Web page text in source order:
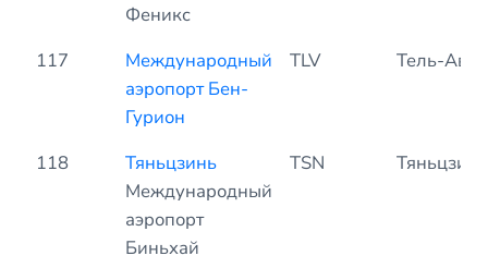
Феникс
117
Международный
аэропорт Бен-
Гурион
TLV Тель-Авив
118
Тяньцзинь
Международный
аэропорт
Биньхай
TSN Тяньцзинь